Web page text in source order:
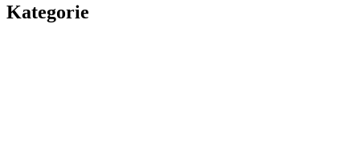
Kategorie